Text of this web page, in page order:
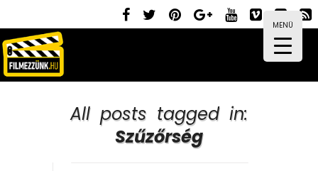
MENÜ
All posts tagged in:
Szűzőrség